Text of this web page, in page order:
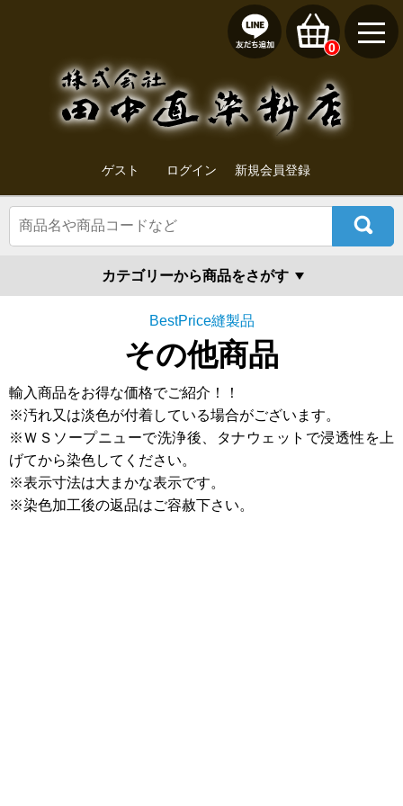
ゲスト ログイン 新規会員登録
0
カテゴリーから商品をさがす
BestPrice縫製品
その他商品
輸入商品をお得な価格でご紹介！！
※汚れ又は淡色が付着している場合がございます。
※ＷＳソープニューで洗浄後、タナウェットで浸透性を上
げてから染色してください。
※表示寸法は大まかな表示です。
※染色加工後の返品はご容赦下さい。